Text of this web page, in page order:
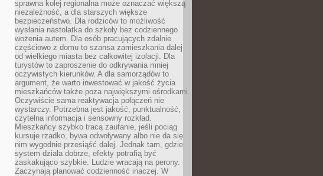
sprawna kolej regionalna może oznaczać większą
niezależność, a dla starszych większe
bezpieczeństwo. Dla rodziców to możliwość
wysłania nastolatka do szkoły bez codziennego
wożenia autem. Dla osób pracujących zdalnie
częściowo z domu to szansa zamieszkania dalej
od wielkiego miasta bez całkowitej izolacji. Dla
turystów to zaproszenie do odkrywania mniej
oczywistych kierunków. A dla samorządów to
argument, że warto inwestować w jakość życia
mieszkańców także poza największymi ośrodkami.
Oczywiście sama reaktywacja połączeń nie
wystarczy. Potrzebna jest jakość, punktualność,
czytelna informacja i sensowny rozkład.
Mieszkańcy szybko tracą zaufanie, jeśli pociąg
kursuje rzadko, bywa odwoływany albo nie da się
nim wygodnie przesiąść dalej. Jednak tam, gdzie
system działa dobrze, efekty potrafią być
zaskakująco szybkie. Ludzie wracają na perony.
Zaczynają planować codzienność inaczej. W